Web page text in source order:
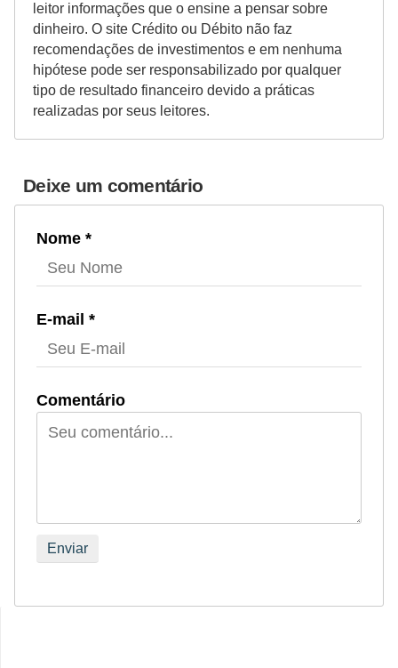
leitor informações que o ensine a pensar sobre
dinheiro. O site Crédito ou Débito não faz
recomendações de investimentos e em nenhuma
hipótese pode ser responsabilizado por qualquer
tipo de resultado financeiro devido a práticas
realizadas por seus leitores.
Deixe um comentário
Nome *
E-mail *
Comentário